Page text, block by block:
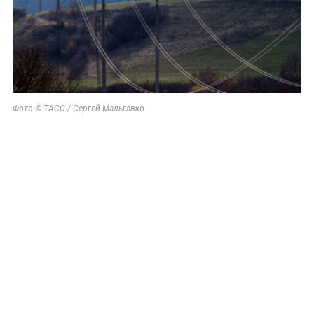
Фото © ТАСС / Сергей Мальгавко